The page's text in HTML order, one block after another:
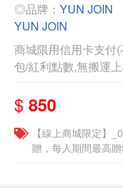
◎品牌： YUN JOIN
YUN JOIN
商城限用信用卡支付
包/紅利點數,無搬運
$ 850
【線上商城限定】
贈，每人期間最高